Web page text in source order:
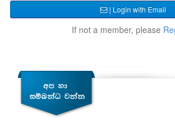
| Login with Email
If not a member, please